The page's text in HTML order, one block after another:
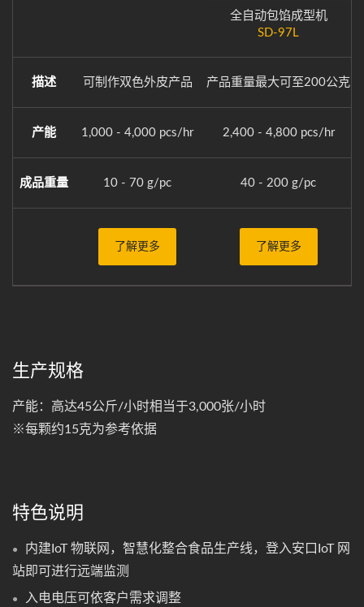
全自动包馅成型机
SD-97L
描述 可制作双色外皮产品 产品重量最大可至200公克
产能 1,000 - 4,000 pcs/hr 2,400 - 4,800 pcs/hr
成品重量 10 - 70 g/pc 40 - 200 g/pc
了解更多 了解更多
生产规格
产能：高达45公斤/小时相当于3,000张/小时
※每颗约15克为参考依据
特色说明
内建IoT 物联网，智慧化整合食品生产线，登入安口IoT 网
站即可进行远端监测
入电电压可依客户需求调整